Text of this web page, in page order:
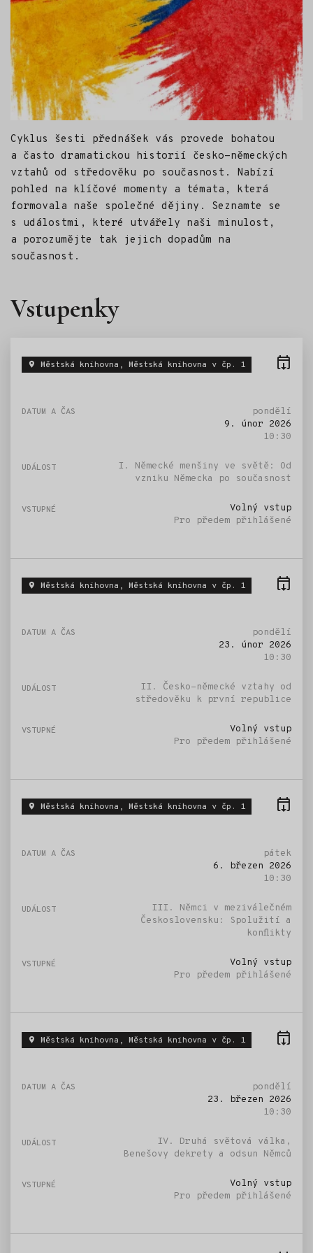
Cyklus šesti přednášek vás provede bohatou
a často dramatickou historií česko-německých
vztahů od středověku po současnost. Nabízí
pohled na klíčové momenty a témata, která
formovala naše společné dějiny. Seznamte se
s událostmi, které utvářely naši minulost,
a porozumějte tak jejich dopadům na
současnost.
Vstupenky
Městská knihovna, Městská knihovna v čp. 1
pondělí
9. únor 2026
10:30
I. Německé menšiny ve světě: Od
vzniku Německa po současnost
Volný vstup
Pro předem přihlášené
Městská knihovna, Městská knihovna v čp. 1
pondělí
23. únor 2026
10:30
II. Česko-německé vztahy od
středověku k první republice
Volný vstup
Pro předem přihlášené
Městská knihovna, Městská knihovna v čp. 1
pátek
6. březen 2026
10:30
III. Němci v meziválečném
Československu: Spolužití a
konflikty
Volný vstup
Pro předem přihlášené
Městská knihovna, Městská knihovna v čp. 1
pondělí
23. březen 2026
10:30
IV. Druhá světová válka,
Benešovy dekrety a odsun Němců
Volný vstup
Pro předem přihlášené